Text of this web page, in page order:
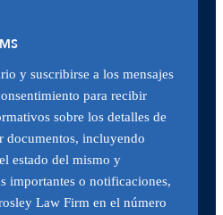
y suscribirse a los mensajes
para recibir
sobre los detalles de
documentos, incluyendo
estado del mismo y
importantes o notificaciones,
Law Firm en el número